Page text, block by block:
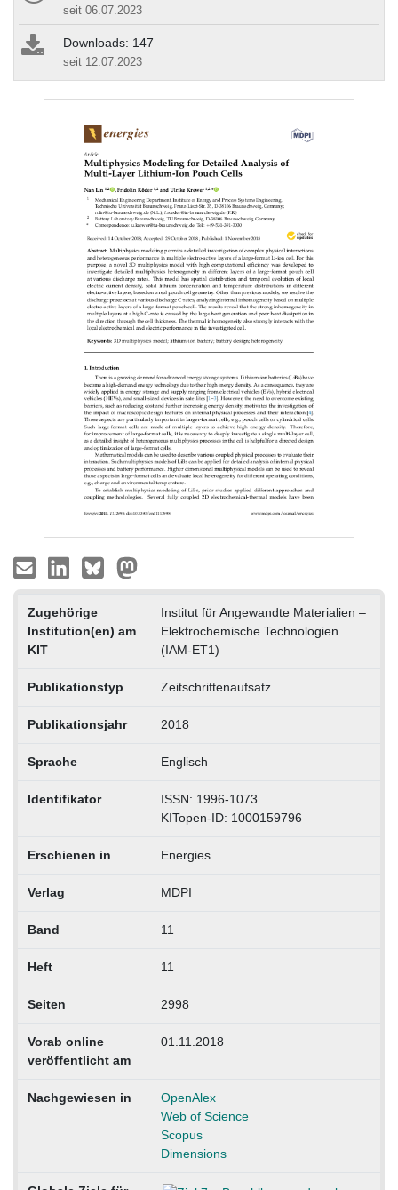
seit 06.07.2023
Downloads: 147
seit 12.07.2023
Zugehörige
Institution(en) am
KIT
Institut für Angewandte Materialien –
Elektrochemische Technologien
(IAM-ET1)
Publikationstyp Zeitschriftenaufsatz
Publikationsjahr 2018
Sprache Englisch
Identifikator
ISSN: 1996-1073
KITopen-ID: 1000159796
Erschienen in Energies
Verlag MDPI
Band 11
Heft 11
Seiten 2998
Vorab online
veröffentlicht am
01.11.2018
Nachgewiesen in
OpenAlex
Web of Science
Scopus
Dimensions